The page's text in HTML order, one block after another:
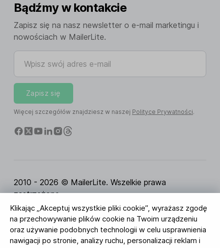
Klikając „Akceptuj wszystkie pliki cookie”, wyrażasz zgodę
na przechowywanie plików cookie na Twoim urządzeniu
oraz używanie podobnych technologii w celu usprawnienia
nawigacji po stronie, analizy ruchu, personalizacji reklam i
Bądźmy w kontakcie
Zapisz się na nasz newsletter o e-mail marketingu i
nowościach w MailerLite.
Wpisz swój adres e-mail
Zapisz się
Więcej szczegółów znajdziesz w naszej Polityce Prywatności.
2010 - 2026 © MailerLite. Wszelkie prawa
zastrzeżone.
Regulamin Serwisu Polityka Prywatności
Strona
zaufania
Ustawienia ciasteczek
Identyfikacja
wizualna